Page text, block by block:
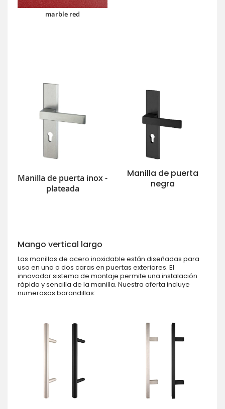
marble red
Manilla de puerta inox -
plateada
Manilla de puerta
negra
Mango vertical largo
Las manillas de acero inoxidable están diseñadas para
uso en una o dos caras en puertas exteriores. El
innovador sistema de montaje permite una instalación
rápida y sencilla de la manilla. Nuestra oferta incluye
numerosas barandillas: